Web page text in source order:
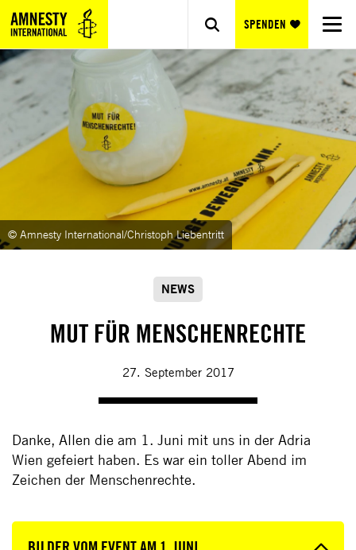
SPENDEN
© Amnesty International/Christoph Liebentritt
NEWS
MUT FÜR MENSCHENRECHTE
27. September 2017
Danke, Allen die am 1. Juni mit uns in der Adria
Wien gefeiert haben. Es war ein toller Abend im
Zeichen der Menschenrechte.